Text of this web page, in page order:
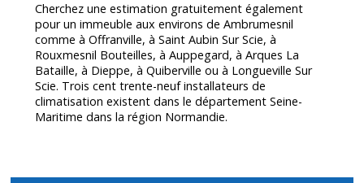
Cherchez une estimation gratuitement également
pour un immeuble aux environs de Ambrumesnil
comme à Offranville, à Saint Aubin Sur Scie, à
Rouxmesnil Bouteilles, à Auppegard, à Arques La
Bataille, à Dieppe, à Quiberville ou à Longueville Sur
Scie. Trois cent trente-neuf installateurs de
climatisation existent dans le départementSeine-
Maritime dans la région Normandie.